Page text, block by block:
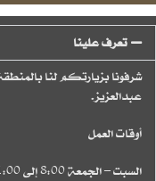
تعرف علينا
شرفونا بزيارتكم لنا
عبدالعزيز.
أوقات العمل
السبت – الجمعة 8:00 إلى 11:00